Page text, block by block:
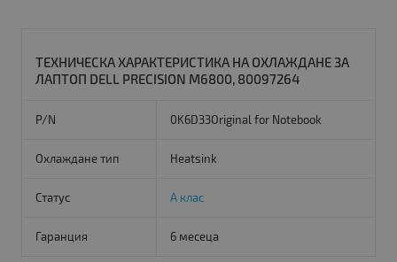
ТЕХНИЧЕСКА ХАРАКТЕРИСТИКА НА ОХЛАЖДАНЕ ЗА
ЛАПТОП DELL PRECISION M6800, 80097264
P/N 0K6D33Original for Notebook
Охлаждане тип Heatsink
Статус А клас
Гаранция 6 месеца